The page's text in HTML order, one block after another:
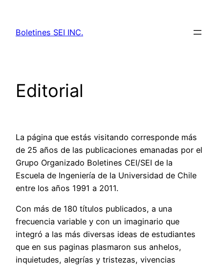
content
Boletines SEI INC.
Editorial
La página que estás visitando corresponde más
de 25 años de las publicaciones emanadas por el
Grupo Organizado Boletines CEI/SEI de la
Escuela de Ingeniería de la Universidad de Chile
entre los años 1991 a 2011.
Con más de 180 títulos publicados, a una
frecuencia variable y con un imaginario que
integró a las más diversas ideas de estudiantes
que en sus paginas plasmaron sus anhelos,
inquietudes, alegrías y tristezas, vivencias